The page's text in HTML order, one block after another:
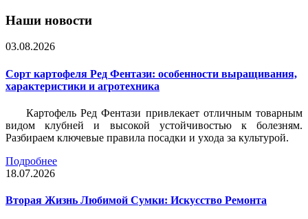
Наши новости
03.08.2026
Сорт картофеля Ред Фентази: особенности выращивания,
характеристики и агротехника
Картофель Ред Фентази привлекает отличным товарным
видом клубней и высокой устойчивостью к болезням.
Разбираем ключевые правила посадки и ухода за культурой.
Подробнее
18.07.2026
Вторая Жизнь Любимой Сумки: Искусство Ремонта